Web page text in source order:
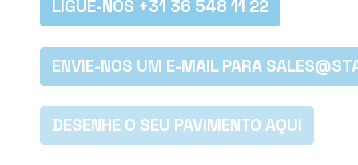
LIGUE-NOS +31 36 548 11 22
ENVIE-NOS UM E-MAIL PARA
DESENHE O SEU PAVIMENTO AQUI